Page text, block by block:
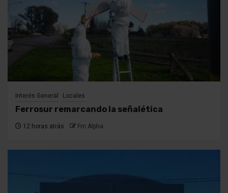
Interés General Locales
Ferrosur remarcando la señalética
12 horas atrás Fm Alpha